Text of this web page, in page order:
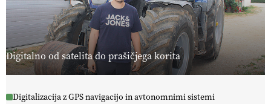
Digitalno od satelita do prašičjega korita
Digitalizacija z GPS navigacijo in avtonomnimi sistemi